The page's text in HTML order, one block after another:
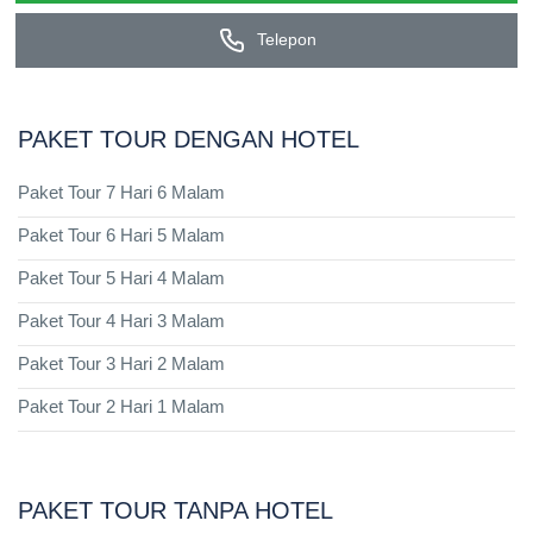
Telepon
PAKET TOUR DENGAN HOTEL
Paket Tour 7 Hari 6 Malam
Paket Tour 6 Hari 5 Malam
Paket Tour 5 Hari 4 Malam
Paket Tour 4 Hari 3 Malam
Paket Tour 3 Hari 2 Malam
Paket Tour 2 Hari 1 Malam
PAKET TOUR TANPA HOTEL